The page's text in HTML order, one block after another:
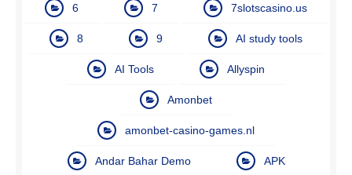
6 7 7slotscasino.us
8 9 AI study tools
AI Tools Allyspin
Amonbet
amonbet-casino-games.nl
Andar Bahar Demo APK